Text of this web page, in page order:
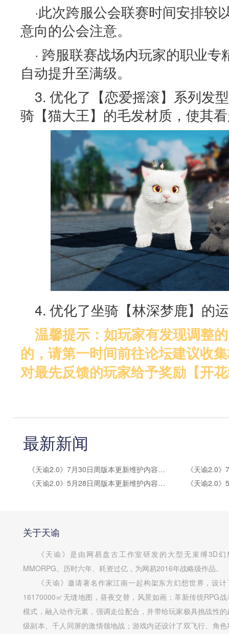
·此次跨服公会联赛时间安排较
意向的公会注意。
· 跨服联赛战场内玩家的职业
自动提升至满级。
3. 优化了【恋爱摇滚】系列发
骑【猫大王】的毛发材质，使其
4. 优化了坐骑【林深梦鹿】的
温馨提示：如玩家有发现调整
的，请第一时间前往论坛建议收
对最先反馈的玩家给予奖励【开
最新新闻
《天谕2.0》7月30日周版本更新维护内容公告
《天谕2.0》5月28日周版本更新维护内容公告
关于天谕
《天谕》是由网易盘古工作室研发的大型无束缚3D幻
MMORPG。历时六年、耗资过亿，为网易2016年战略级作品。
《天谕》邀请著名作家江南一起构架东方幻想世界，设计
16170000㎡无缝地图，昼夜交替，风景如画；革新传统RPG战
模式，融入动作元素，强调走位配合，并带给玩家极具挑战性的
级副本、千人同屏的激情领地战；游戏内还设计了双飞行、角色